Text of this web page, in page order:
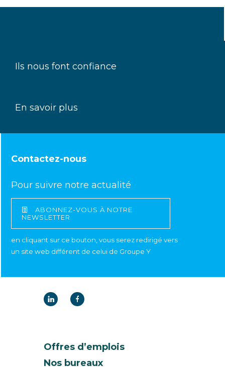
Ils nous font confiance
En savoir plus
Contactez-nous
Pour suivre notre actualité
ABONNEZ-VOUS À NOTRE
NEWSLETTER
en cliquant sur ce bouton, vous serez redirigé vers
un site web différent de celui de Groupe Y
Offres d’emplois
Nos bureaux